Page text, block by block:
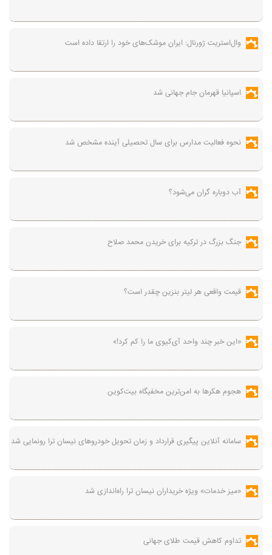
وال‌استریت ژورنال: ایران موشک‌های خود را ارتقا داده است
اسپانیا قهرمان جام جهانی شد
نحوه فعالیت مدارس برای سال تحصیلی آینده مشخص شد
آب دوباره گران می‌شود؟
جنگ بزرگ در ترکیه برای خریدن محمد صلاح
قیمت واقعی هر لیتر بنزین چقدر است؟
«این خبر چند واحد آی‌کیوی ما را کم کرد!»
هجوم هکرها به امن‌ترین مخفیگاه بیت‌کوین
سامانه آنلاین پیگیری قرارداد‌ و زمان تحویل خودرو‌های نیسان ترا رونمایی شد
«میز خدمات» ویژه خریداران نیسان ترا راه‌اندازی شد
تداوم کاهش قیمت طلای جهانی